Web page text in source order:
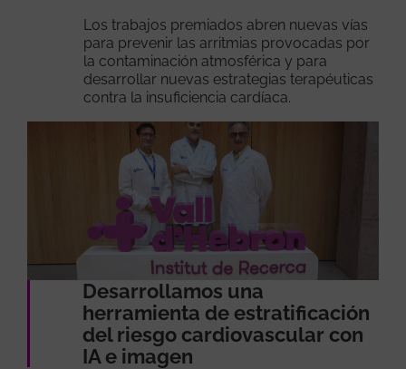
Los trabajos premiados abren nuevas vías
para prevenir las arritmias provocadas por
la contaminación atmosférica y para
desarrollar nuevas estrategias terapéuticas
contra la insuficiencia cardíaca.
Desarrollamos una
herramienta de estratificación
del riesgo cardiovascular con
IA e imagen